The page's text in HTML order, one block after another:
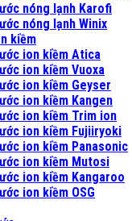
nóng lạnh Karofi
nóng lạnh Winix
kiềm
ion kiềm Atica
ion kiềm Vuoxa
ion kiềm Geyser
ion kiềm Kangen
ion kiềm Trim ion
ion kiềm Fujiiryoki
ion kiềm Panasonic
ion kiềm Mutosi
ion kiềm Kangaroo
ion kiềm OSG